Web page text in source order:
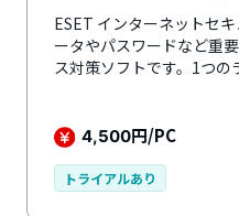
ESET インターネットセ
ータやパスワードなど重
ス対策ソフトです。1つの
4,500円/PC
トライアルあり